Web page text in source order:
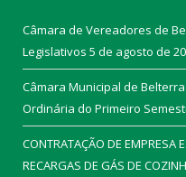
Câmara de Vereadores de
Legislativos 5 de agosto de
Câmara Municipal de
Ordinária do Primeiro
CONTRATAÇÃO DE EMPRESA
RECARGAS DE GÁS DE